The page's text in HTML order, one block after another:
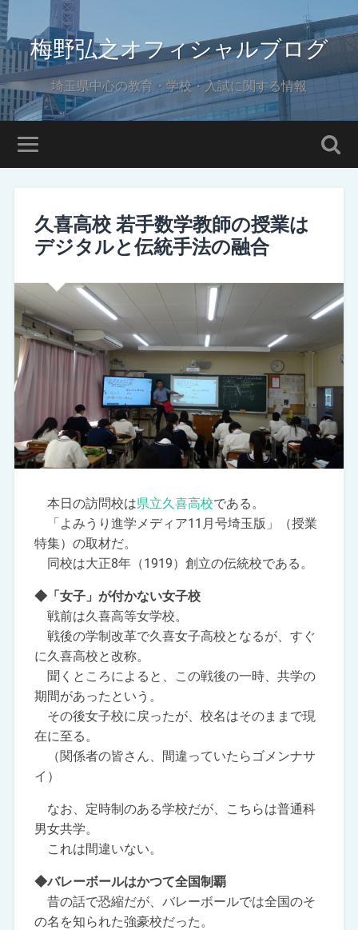
梅野弘之オフィシャルブログ
埼玉県中心の教育・学校・入試に関する情報
久喜高校 若手数学教師の授業は
デジタルと伝統手法の融合
本日の訪問校は県立久喜高校である。
「よみうり進学メディア11月号埼玉版」（授業
特集）の取材だ。
同校は大正8年（1919）創立の伝統校である。
◆「女子」が付かない女子校
戦前は久喜高等女学校。
戦後の学制改革で久喜女子高校となるが、すぐ
に久喜高校と改称。
聞くところによると、この戦後の一時、共学の
期間があったという。
その後女子校に戻ったが、校名はそのままで現
在に至る。
（関係者の皆さん、間違っていたらゴメンナサ
イ）
なお、定時制のある学校だが、こちらは普通科
男女共学。
これは間違いない。
◆バレーボールはかつて全国制覇
昔の話で恐縮だが、バレーボールでは全国のそ
の名を知られた強豪校だった。